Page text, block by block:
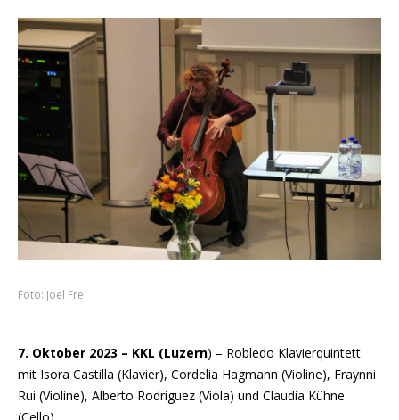
Foto: Joel Frei
7. Oktober 2023 – KKL (Luzern) – Robledo Klavierquintett
mit Isora Castilla (Klavier), Cordelia Hagmann (Violine), Fraynni
Rui (Violine), Alberto Rodriguez (Viola) und Claudia Kühne